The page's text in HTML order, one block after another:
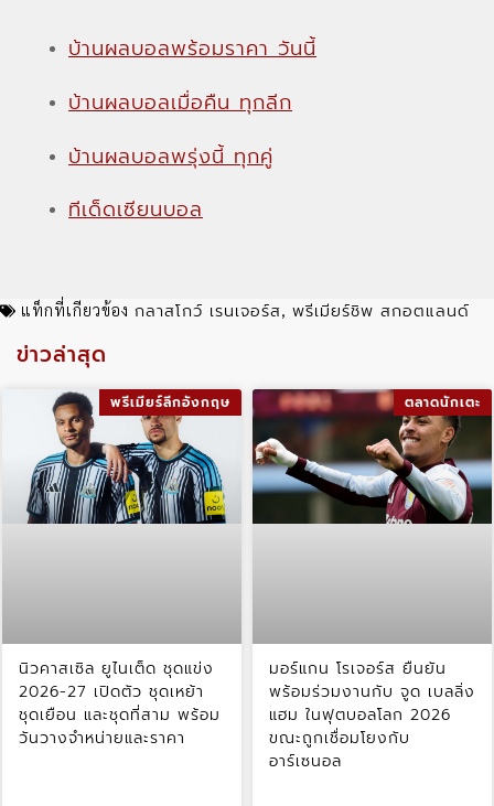
บ้านผลบอลพร้อมราคา วันนี้
บ้านผลบอลเมื่อคืน ทุกลีก
บ้านผลบอลพรุ่งนี้ ทุกคู่
ทีเด็ดเซียนบอล
แท็กที่เกียวข้อง กลาสโกว์ เรนเจอร์ส พรีเมียร์ชิพ สกอตแลนด์
ข่าวล่าสุด
พรีเมียร์ลีกอังกฤษ
นิวคาสเซิล ยูไนเต็ด ชุดแข่ง
2026-27 เปิดตัว ชุดเหย้า
ชุดเยือน และชุดที่สาม พร้อม
วันวางจำหน่ายและราคา
ตลาดนักเตะ
มอร์แกน โรเจอร์ส ยืนยัน
พร้อมร่วมงานกับ จูด เบลลิ่ง
แฮม ในฟุตบอลโลก 2026
ขณะถูกเชื่อมโยงกับ
อาร์เซนอล